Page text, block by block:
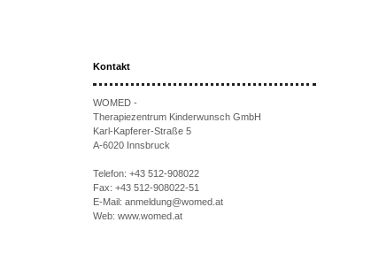
Kontakt
WOMED -
Therapiezentrum Kinderwunsch GmbH
Karl-Kapferer-Straße 5
A-6020 Innsbruck
Telefon: +43 512-908022
Fax: +43 512-908022-51
E-Mail: anmeldung@womed.at
Web: www.womed.at